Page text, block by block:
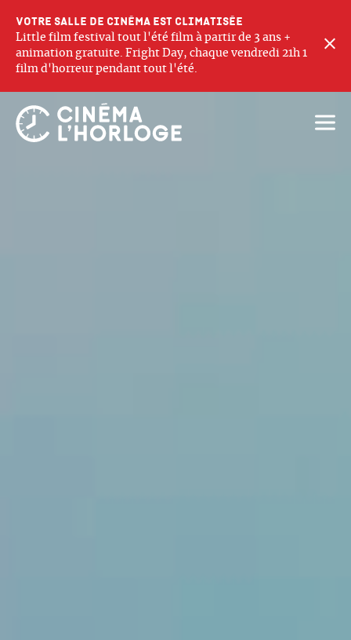
Votre salle de cinéma est climatisée
Little film festival tout l'été film à partir de 3 ans +
animation gratuite. Fright Day, chaque vendredi 21h 1
film d'horreur pendant tout l'été.